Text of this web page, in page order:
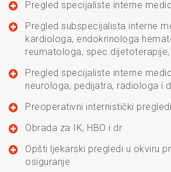
Pregled specijaliste interne
Pregled subspecijalista interne
kardiologa, endokrinologa
reumatologa,
Pregled specijaliste interne
neurologa, pedijatra, radiologa i
Preoperativni internistički pregledi
Obrada za IK, HBO i dr
Opšti ljekarski pregledi u okviru
osiguranje